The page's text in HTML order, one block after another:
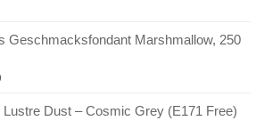
Geschmacksfondant Marshmallow, 250
Lustre Dust – Cosmic Grey (E171 Free)